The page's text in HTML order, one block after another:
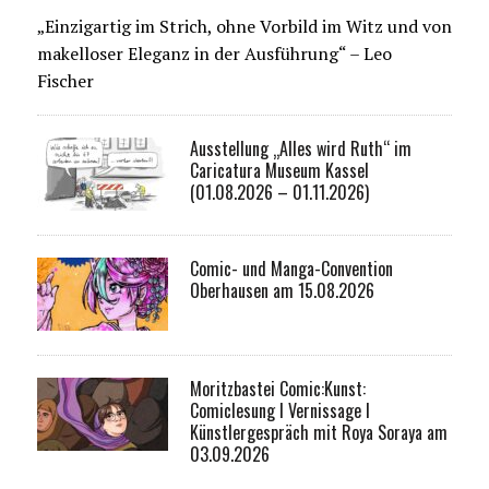
„Einzigartig im Strich, ohne Vorbild im Witz und von
makelloser Eleganz in der Ausführung“ – Leo
Fischer
Ausstellung „Alles wird Ruth“ im
Caricatura Museum Kassel
(01.08.2026 – 01.11.2026)
Comic- und Manga-Convention
Oberhausen am 15.08.2026
Moritzbastei Comic:Kunst:
Comiclesung I Vernissage I
Künstlergespräch mit Roya Soraya am
03.09.2026